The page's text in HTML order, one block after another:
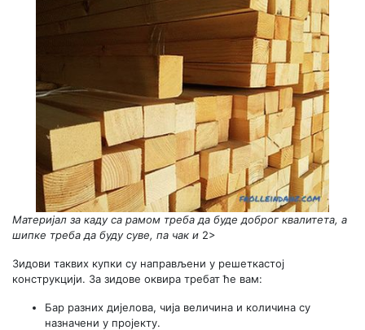
Материјал за каду са рамом треба да буде доброг квалитета, а
шипке треба да буду суве, па чак и 2>
Зидови таквих купки су направљени у решеткастој
конструкцији. За зидове оквира требат ће вам:
Бар разних дијелова, чија величина и количина су
назначени у пројекту.